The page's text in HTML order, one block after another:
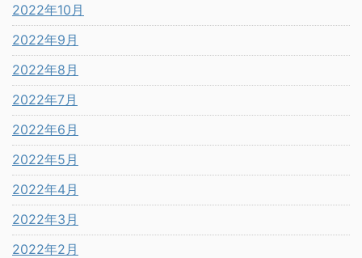
2022年10月
2022年9月
2022年8月
2022年7月
2022年6月
2022年5月
2022年4月
2022年3月
2022年2月